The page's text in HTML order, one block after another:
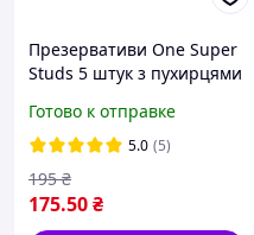
Презервативи One Super
Studs 5 штук з пухирцями
Готово к отправке
5.0 (5)
175.50₴
195 ₴